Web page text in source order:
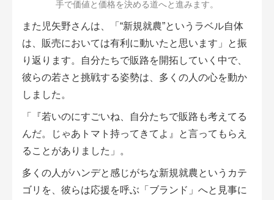
手で価値と価格を決める道へと進みます。
また児矢野さんは、「“新規就農”というラベル自体
は、販売においては有利に動いたと思います」と振
り返ります。自分たちで販路を開拓していく中で、
彼らの若さと挑戦する姿勢は、多くの人の心を動か
しました。
「『若いのにすごいね、自分たちで販路も考えてる
んだ。じゃあトマト持ってきてよ』と言ってもらえ
ることがありました」。
多くの人がハンデと感じがちな新規就農というカテ
ゴリを、彼らは応援を呼ぶ「ブランド」へと見事に